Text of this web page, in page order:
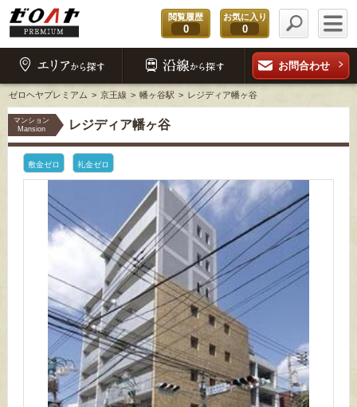
閲覧履歴
0
お気に入り
0
お問合わせ
ゼロヘヤプレミアム 京王線 幡ヶ谷駅 レジディア幡ヶ谷
マンション
Mansion
レジディア幡ヶ谷
敷金ゼロ 礼金ゼロ